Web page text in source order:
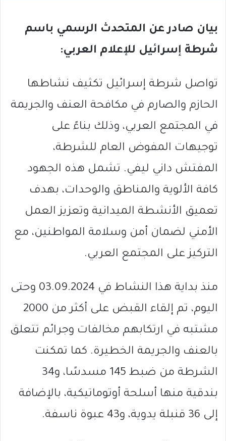
بيان صادر عن المتحدث الرسمي باسم
شرطة إسرائيل للإعلام العربي:
تواصل شرطة إسرائيل تكثيف نشاطها
الحازم والصارم في مكافحة العنف والجريمة
في المجتمع العربي، وذلك بناءً على
توجيهات المفوض العام للشرطة،
المفتش داني ليفي. تشمل هذه الجهود
كافة الألوية والمناطق والوحدات، بهدف
تعميق الأنشطة الميدانية وتعزيز العمل
الأمني لضمان أمن وسلامة المواطنين، مع
التركيز على المجتمع العربي.
منذ بداية هذا النشاط في 03.09.2024 وحتى
اليوم، تم إلقاء القبض على أكثر من 2000
مشتبه في ارتكابهم مخالفات وجرائم تتعلق
بالعنف والجريمة الخطيرة. كما تمكنت
الشرطة من ضبط 145 مسدسًا، و34
بندقية منها أسلحة أوتوماتيكية، بالإضافة
إلى 36 قنبلة يدوية، و43 عبوة ناسفة.